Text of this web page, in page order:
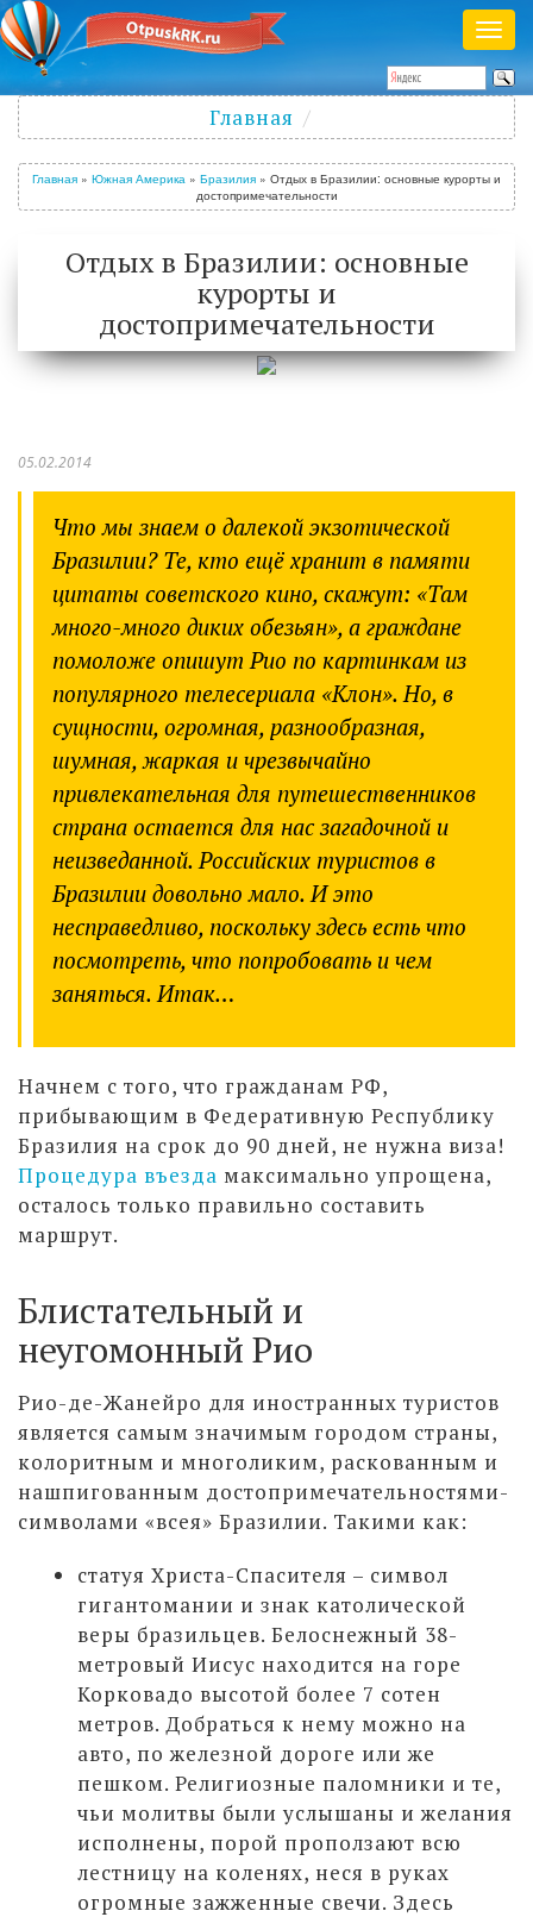
Полезный журнал о путешествиях
меню
Главная
Главная » Южная Америка » Бразилия » Отдых в Бразилии: основные курорты и
достопримечательности
Отдых в Бразилии: основные
курорты и
достопримечательности
05.02.2014
Что мы знаем о далекой экзотической
Бразилии? Те, кто ещё хранит в памяти
цитаты советского кино, скажут: «Там
много-много диких обезьян», а граждане
помоложе опишут Рио по картинкам из
популярного телесериала «Клон». Но, в
сущности, огромная, разнообразная,
шумная, жаркая и чрезвычайно
привлекательная для путешественников
страна остается для нас загадочной и
неизведанной. Российских туристов в
Бразилии довольно мало. И это
несправедливо, поскольку здесь есть что
посмотреть, что попробовать и чем
заняться. Итак…
Начнем с того, что гражданам РФ,
прибывающим в Федеративную Республику
Бразилия на срок до 90 дней, не нужна виза!
Процедура въезда максимально упрощена,
осталось только правильно составить
маршрут.
Блистательный и
неугомонный Рио
Рио-де-Жанейро для иностранных туристов
является самым значимым городом страны,
колоритным и многоликим, раскованным и
нашпигованным достопримечательностями-
символами «всея» Бразилии. Такими как:
статуя Христа-Спасителя – символ
гигантомании и знак католической
веры бразильцев. Белоснежный 38-
метровый Иисус находится на горе
Корковадо высотой более 7 сотен
метров. Добраться к нему можно на
авто, по железной дороге или же
пешком. Религиозные паломники и те,
чьи молитвы были услышаны и желания
исполнены, порой проползают всю
лестницу на коленях, неся в руках
огромные зажженные свечи. Здесь